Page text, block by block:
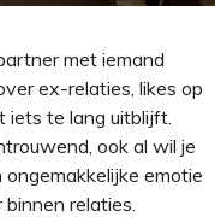
met iemand
ex-relaties, likes op
iets te lang uitblijft.
ook al wil je
ongemakkelijke emotie
relaties.